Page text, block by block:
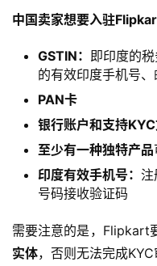
中国卖家想要入驻
GSTIN： 即印度的
的有效印度手机号
PAN卡
银行账户和支持KYC
至少有一种独特产品
印度有效手机号： 注
号码接收验证码
需要注意的是，Flipkart
实体，否则无法完成